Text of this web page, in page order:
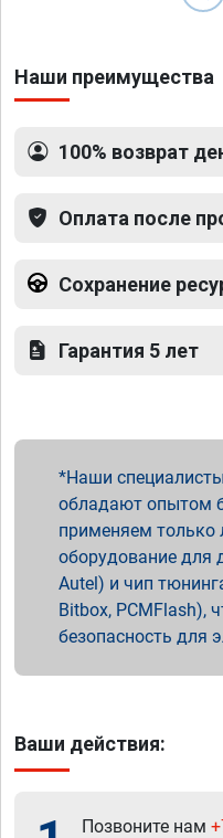
Наши преимущества
100% возврат
Оплата после
Сохранение
Гарантия 5 лет
Наши
обладают опытом
применяем только
оборудование для
Autel) и чип
Bitbox, PCMFlash),
безопасность для
Ваши действия:
Позвоните нам